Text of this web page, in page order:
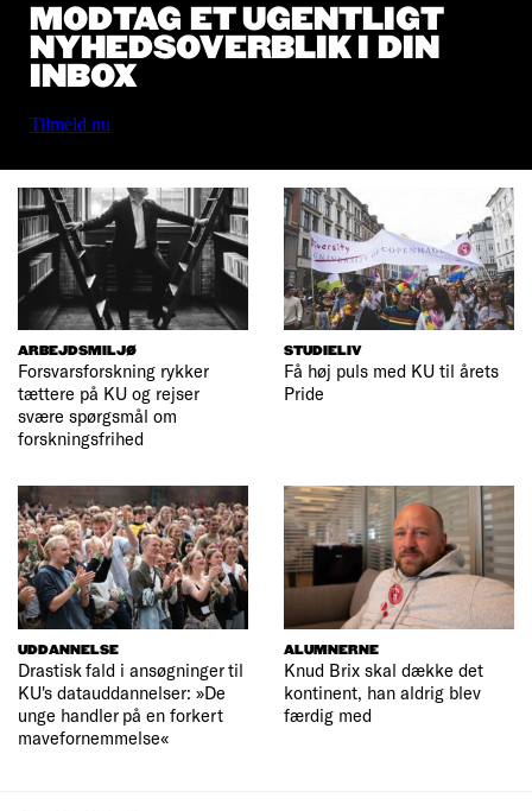
MODTAG ET UGENTLIGT
NYHEDSOVERBLIK I DIN
INBOX
Tilmeld nu
ARBEJDSMILJØ
Forsvarsforskning rykker
tættere på KU og rejser
svære spørgsmål om
forskningsfrihed
STUDIELIV
Få høj puls med KU til årets
Pride
UDDANNELSE
Drastisk fald i ansøgninger til
KU's datauddannelser: »De
unge handler på en forkert
mavefornemmelse«
ALUMNERNE
Knud Brix skal dække det
kontinent, han aldrig blev
færdig med